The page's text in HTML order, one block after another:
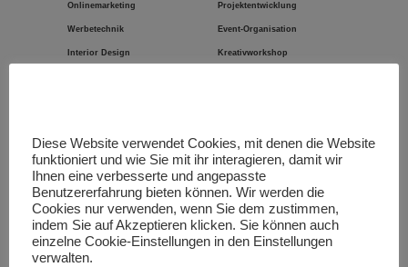
Onlinemarketing
Werbetechnik
Interior Design
Projektentwicklung
Event-Organisation
Kreativworkshop
Diese Website verwendet Cookies, mit denen die Website
funktioniert und wie Sie mit ihr interagieren, damit wir
Ihnen eine verbesserte und angepasste
Benutzererfahrung bieten können. Wir werden die
Cookies nur verwenden, wenn Sie dem zustimmen,
indem Sie auf Akzeptieren klicken. Sie können auch
einzelne Cookie-Einstellungen in den Einstellungen
verwalten.